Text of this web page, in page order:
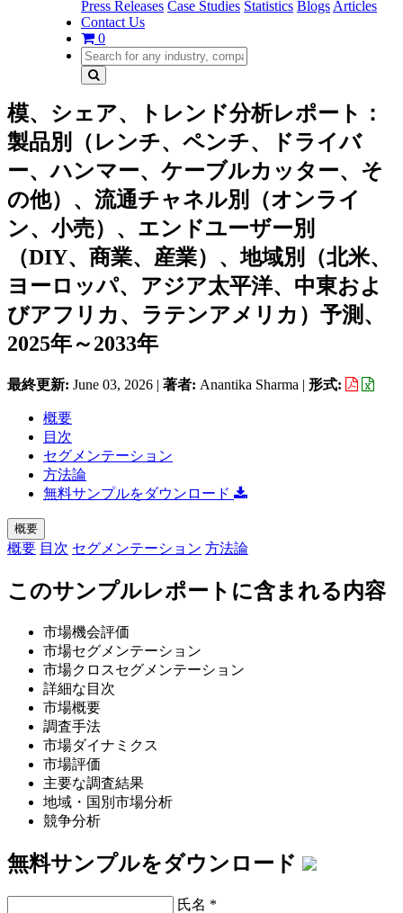
Press Releases Case Studies Statistics Blogs Articles
Contact Us
0
模、シェア、トレンド分析レポート：
製品別（レンチ、ペンチ、ドライバ
ー、ハンマー、ケーブルカッター、そ
の他）、流通チャネル別（オンライ
ン、小売）、エンドユーザー別
（DIY、商業、産業）、地域別（北米、
ヨーロッパ、アジア太平洋、中東およ
びアフリカ、ラテンアメリカ）予測、
2025年～2033年
最終更新: June 03, 2026 | 著者: Anantika Sharma | 形式:
概要
目次
セグメンテーション
方法論
無料サンプルをダウンロード
概要
概要 目次 セグメンテーション 方法論
このサンプルレポートに含まれる内容
市場機会評価
市場セグメンテーション
市場クロスセグメンテーション
詳細な目次
市場概要
調査手法
市場ダイナミクス
市場評価
主要な調査結果
地域・国別市場分析
競争分析
無料サンプルをダウンロード
氏名 *